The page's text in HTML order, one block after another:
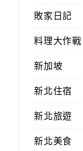
敗家日記
料理大作戰
新加坡
新北住宿
新北旅遊
新北美食